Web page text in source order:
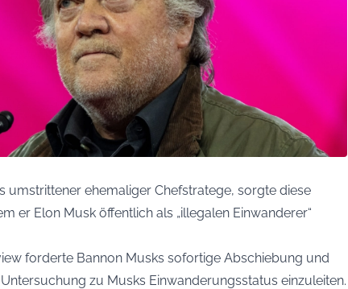
umstrittener ehemaliger Chefstratege, sorgte diese
er Elon Musk öffentlich als „illegalen Einwanderer“
forderte Bannon Musks sofortige Abschiebung und
zu Musks Einwanderungsstatus einzuleiten.